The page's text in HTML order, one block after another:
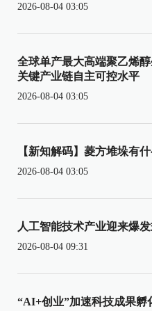
2026-08-04 03:05
全球单产最大高端聚乙烯
关键产业链自主可控水平
2026-08-04 03:05
【新知解码】菱方堆垛有
2026-08-04 03:05
人工智能技术产业迎来爆
2026-08-04 09:31
“AI+创业”加速科技成果孵